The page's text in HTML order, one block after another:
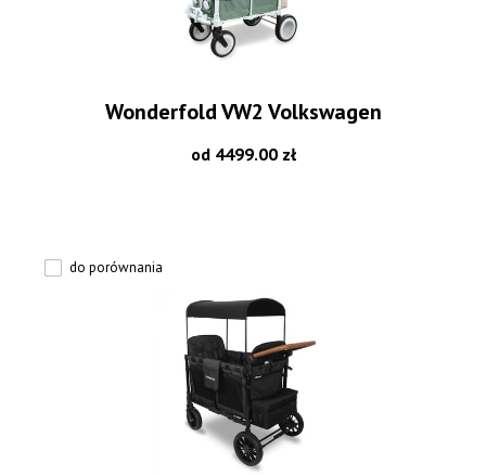
Wonderfold VW2 Volkswagen
od 4499.00 zł
do porównania